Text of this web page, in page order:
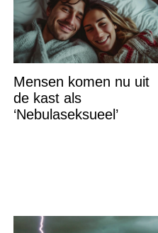
Mensen komen nu uit
de kast als
‘Nebulaseksueel’